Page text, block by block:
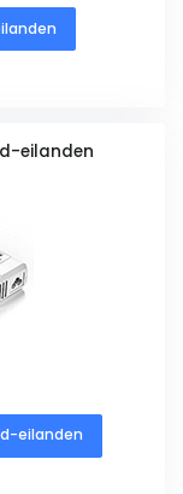
eilanden
eilanden